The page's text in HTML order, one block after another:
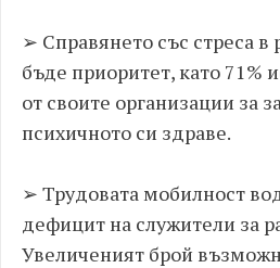
➢ Справянето със стреса в
бъде приоритет, като 71%
от своите организации за
психичното си здраве.
➢ Трудовата мобилност
дефицит на служители за
Увеличеният брой